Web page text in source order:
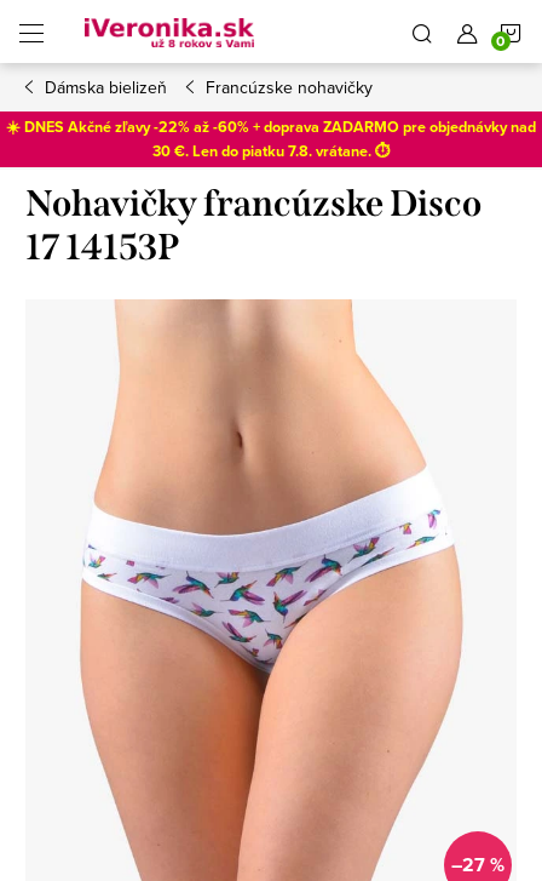
obsah
Dámska bielizeň Francúzske nohavičky
☀️ DNES Akčné zľavy -22% až -60% + doprava ZADARMO pre objednávky nad
30 €. Len dopiatku 7.8. vrátane. ⏱️
Nohavičky francúzske Disco
17 14153P
–27 %